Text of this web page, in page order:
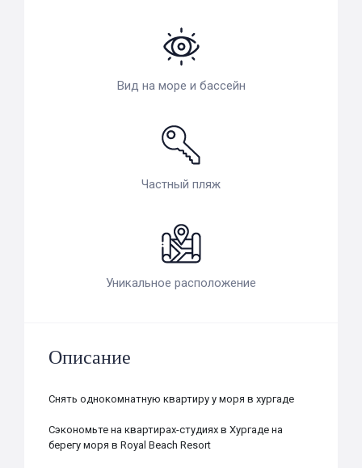
Вид на море и бассейн
Частный пляж
Уникальное расположение
Описание
Снять однокомнатную квартиру у моря в хургаде
Сэкономьте на квартирах-студиях в Хургаде на
берегу моря в Royal Beach Resort